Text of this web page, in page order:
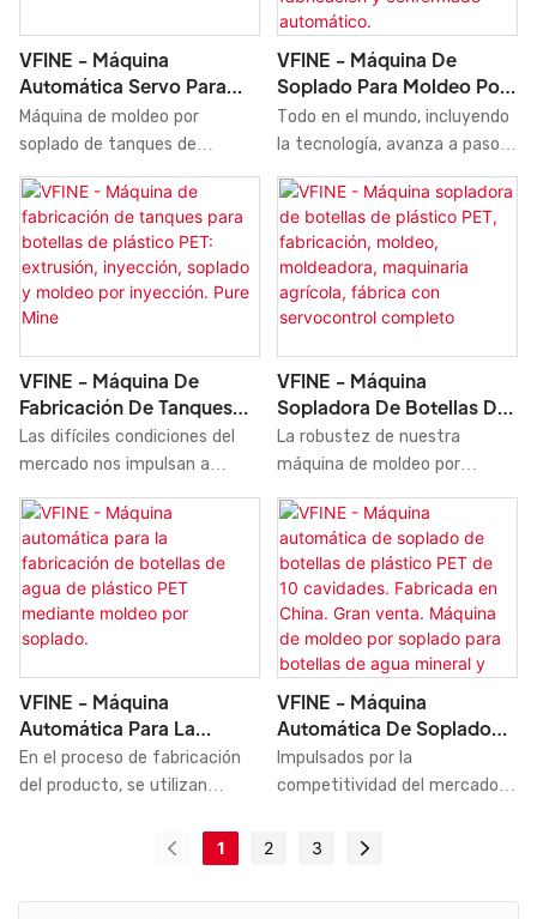
Nuestra máquina de moldeo
fábrica, ofrece un precio
competitivo para botellas de
agua, refrescos,
medicamentos y cosméticos.
Cuenta con numerosas
ventajas. Además, su diseño
se adapta a las últimas
tendencias y le confiere un
aspecto único.
VFINE - Máquina
Automática Servo Para
Fabricar Botellas De Agua
Mineral De Plástico HDPE
Máquina de moldeo por
soplado de tanques de
plástico HDPE PET
totalmente automática y
servoactiva para botellas de
agua mineral. Precio a la
venta. El precio de la máquina
de moldeo presenta una
nuestros ingenieros
profesionales y
experimentados pueden crear
soluciones personalizadas
para ayudar en su diseño.
VFINE - Máquina De
Soplado Para Moldeo Por
Soplado Y Estiramiento,
Sistema De Soplado Para
PET, Fabricación Y
Conformado Automático.
Todo en el mundo, incluyendo
la tecnología, avanza a pasos
agigantados. Desde nuestra
fundación, hemos actualizado
constantemente nuestras
tecnologías y desarrollado
nuevos métodos para
descubrir más ventajas de la
por soplado y estiramiento
automático con una
capacidad de 16 000 botellas
por hora y 8 cavidades. Tiene
aplicaciones en diversos
campos, como la fabricación
de botellas mediante soplado.
VFINE - Máquina De
Fabricación De Tanques
Para Botellas De Plástico
PET: Extrusión, Inyección,
Inyección. Pure Mine
Las difíciles condiciones del
mercado nos impulsan a
competitividad tecnológica.
Hemos realizado múltiples
pruebas para optimizar las
tecnologías que permiten
ahorrar tiempo en el proceso
el producto es ideal para su
aplicación en máquinas de
moldeo por soplado.
VFINE - Máquina
Sopladora De Botellas De
Plástico PET, Fabricación,
Moldeo, Moldeadora,
Fábrica Con Servocontrol
Completo
La robustez de nuestra
máquina de moldeo por
incrementar nuestras ventas
y a consolidar nuestra
posición en el mercado.
Desarrollamos máquinas de
moldeo por soplado para la
fabricación de botellas de
plástico PET, combinando
materias primas de alta
calidad con un rendimiento
excelente y estable. De esta
manera, garantizamos que
ventajas. Además, su diseño
claramente de otros
VFINE - Máquina
Automática Para La
Fabricación De Botellas
De Agua De Plástico PET
En el proceso de fabricación
del producto, se utilizan
ámbito de aplicación del
producto se ha ampliado
VFINE - Máquina
Automática De Soplado
De Botellas De Plástico
PET De 10 Cavidades.
Por Soplado Para Botellas
Impulsados ​​por la
competitividad del mercado,
nuestras tecnologías y
1 2 3